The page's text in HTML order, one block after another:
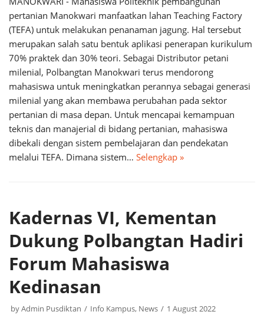
pertanian Manokwari manfaatkan lahan Teaching Factory
(TEFA) untuk melakukan penanaman jagung. Hal tersebut
merupakan salah satu bentuk aplikasi penerapan kurikulum
70% praktek dan 30% teori. Sebagai Distributor petani
milenial, Polbangtan Manokwari terus mendorong
mahasiswa untuk meningkatkan perannya sebagai generasi
milenial yang akan membawa perubahan pada sektor
pertanian di masa depan. Untuk mencapai kemampuan
teknis dan manajerial di bidang pertanian, mahasiswa
dibekali dengan sistem pembelajaran dan pendekatan
melalui TEFA. Dimana sistem… Selengkap »
Kadernas VI, Kementan
Dukung Polbangtan Hadiri
Forum Mahasiswa
Kedinasan
byAdmin Pusdiktan Info Kampus, News 1 August 2022